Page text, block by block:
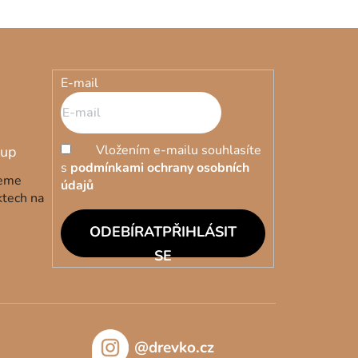
na
E-mail
Vložením e-mailu souhlasíte
s podmínkami ochrany osobních
údajů
PŘIHLÁSIT
SE
@drevko.cz